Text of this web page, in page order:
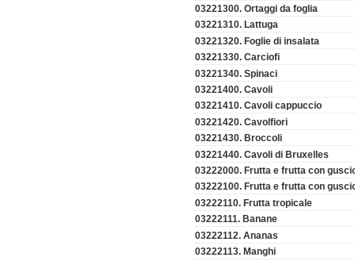
03221300. Ortaggi da foglia
03221310. Lattuga
03221320. Foglie di insalata
03221330. Carciofi
03221340. Spinaci
03221400. Cavoli
03221410. Cavoli cappuccio
03221420. Cavolfiori
03221430. Broccoli
03221440. Cavoli di Bruxelles
03222000. Frutta e frutta con
03222100. Frutta e frutta con
03222110. Frutta tropicale
03222111. Banane
03222112. Ananas
03222113. Manghi